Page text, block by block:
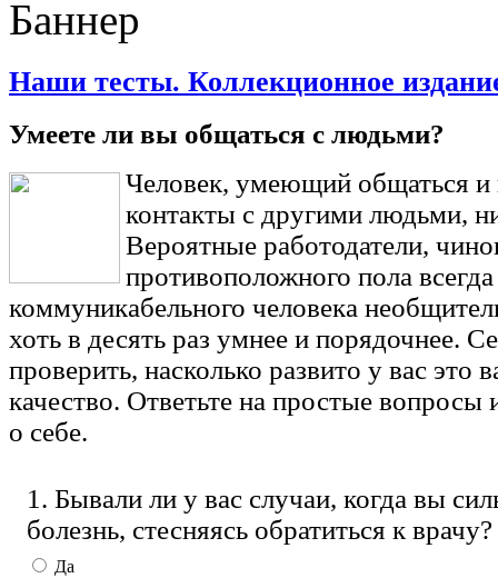
Наши тесты. Коллекционное
Умеете ли вы общаться с людьми?
Человек, умеющий общаться и
контакты с другими людьми,
Вероятные работодатели,
противоположного пола
коммуникабельного человека
хоть в десять раз умнее и порядочнее.
проверить, насколько развито у вас это
качество. Ответьте на простые вопросы
о себе.
1. Бывали ли у вас случаи, когда вы
болезнь, стесняясь обратиться к врачу?
Да